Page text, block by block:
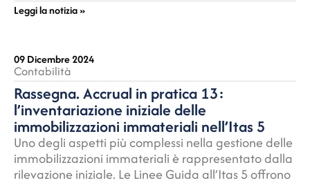
Leggi la notizia »
09 Dicembre 2024
Contabilità
Rassegna. Accrual in pratica 13:
l’inventariazione iniziale delle
immobilizzazioni immateriali nell’Itas 5
Uno degli aspetti più complessi nella gestione delle
immobilizzazioni immateriali è rappresentato dalla
rilevazione iniziale. Le Linee Guida all’Itas 5 offrono